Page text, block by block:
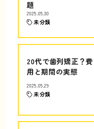
題
2025.05.30
未分類
20代で歯列矯正？費
用と期間の実態
2025.05.29
未分類